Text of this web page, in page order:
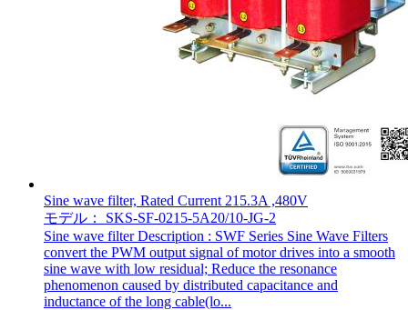
Sine wave filter, Rated Current 215.3A ,480V
モデル： SKS-SF-0215-5A20/10-JG-2
Sine wave filter Description : SWF Series Sine Wave Filters
convert the PWM output signal of motor drives into a smooth
sine wave with low residual; Reduce the resonance
phenomenon caused by distributed capacitance and
inductance of the long cable(lo...